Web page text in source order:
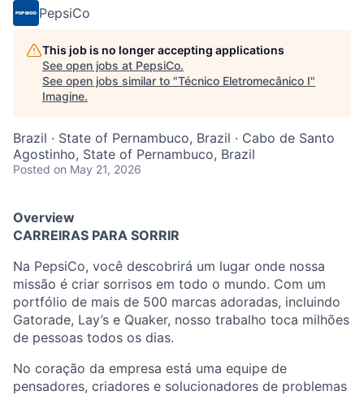
PepsiCo
This job is no longer accepting applications
See open jobs at PepsiCo.
See open jobs similar to "Técnico Eletromecânico I"
Imagine.
Brazil · State of Pernambuco, Brazil · Cabo de Santo
Agostinho, State of Pernambuco, Brazil
Posted on May 21, 2026
Overview
CARREIRAS PARA SORRIR
Na PepsiCo, você descobrirá um lugar onde nossa
missão é criar sorrisos em todo o mundo. Com um
portfólio de mais de 500 marcas adoradas, incluindo
Gatorade, Lay’s e Quaker, nosso trabalho toca milhões
de pessoas todos os dias.
No coração da empresa está uma equipe de
pensadores, criadores e solucionadores de problemas